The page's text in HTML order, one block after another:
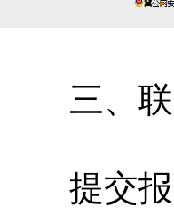
三、联
提交报